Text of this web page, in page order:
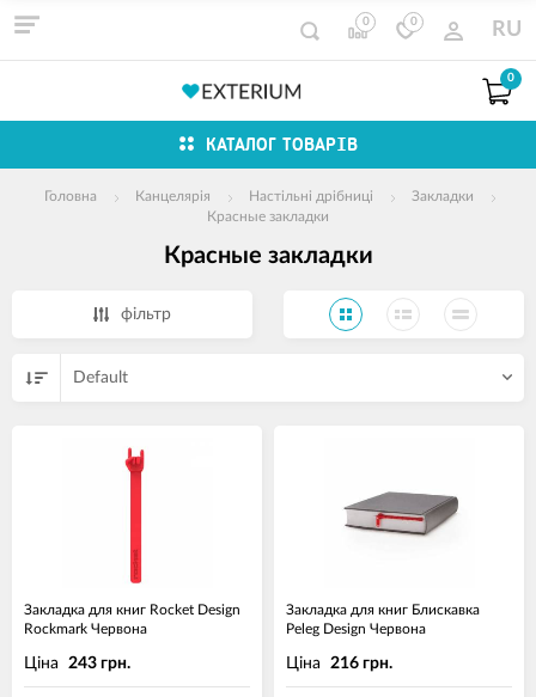
0 0 RU
0
КАТАЛОГ ТОВАРІВ
Головна Канцелярія Настільні дрібниці
Закладки
Красные закладки
Красные закладки
фільтр
Default
Закладка для книг Rocket Design
Rockmark Червона
Ціна 243 грн.
Закладка для книг Блискавка
Peleg Design Червона
Ціна 216 грн.